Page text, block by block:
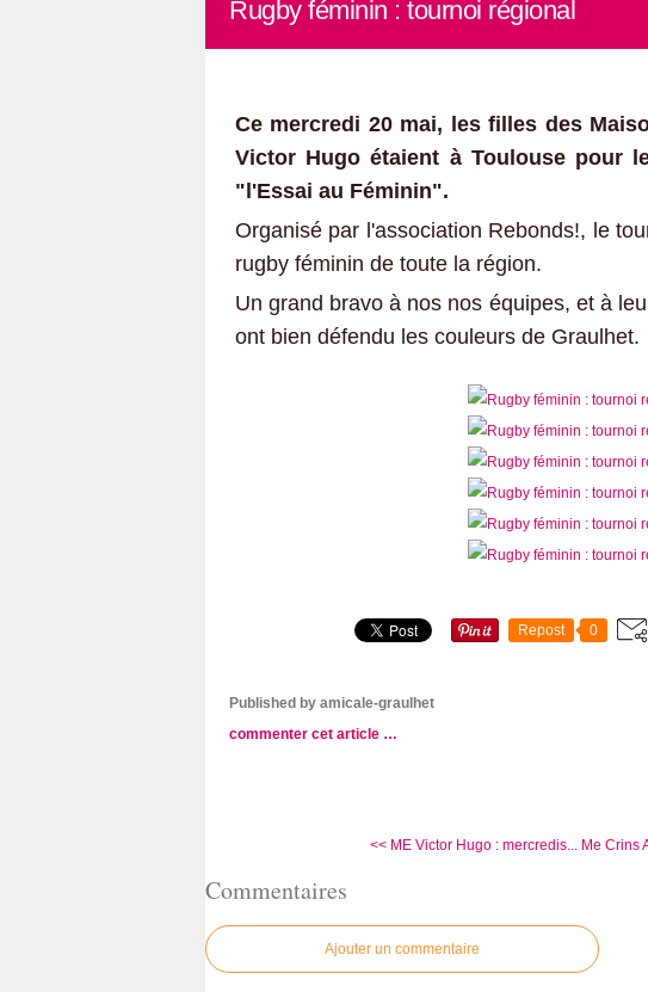
Rugby féminin : tournoi régional
Ce mercredi 20 mai, les filles des
Victor Hugo étaient à Toulouse pour
"l'Essai au Féminin".
Organisé par l'association Rebonds!, le
rugby féminin de toute la région.
Un grand bravo à nos nos équipes, et à
ont bien défendu les couleurs de Graulhet.
Repost 0
Published by amicale-graulhet
commenter cet article …
<< ME Victor Hugo : mercredis... Me Crins
Commentaires
Ajouter un commentaire